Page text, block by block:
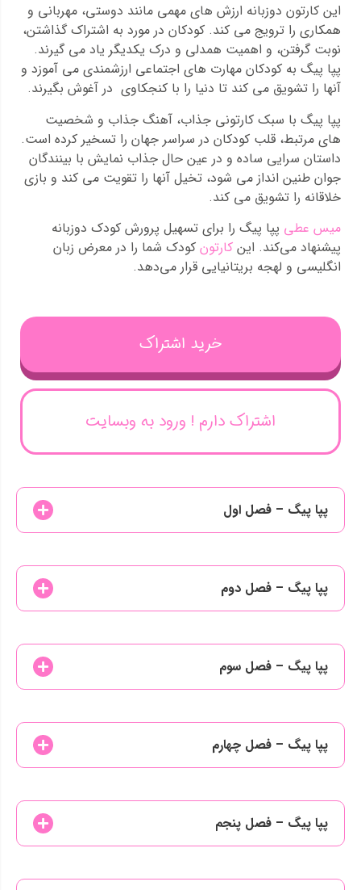
این کارتون دوزبانه ارزش های مهمی مانند دوستی، مهربانی و
همکاری را ترویج می کند. کودکان در مورد به اشتراک گذاشتن،
نوبت گرفتن، و اهمیت همدلی و درک یکدیگر یاد می گیرند.
پپا پیگ به کودکان مهارت های اجتماعی ارزشمندی می آموزد و
آنها را تشویق می کند تا دنیا را با کنجکاوی در آغوش بگیرند.
پپا پیگ با سبک کارتونی جذاب، آهنگ جذاب و شخصیت
های مرتبط، قلب کودکان در سراسر جهان را تسخیر کرده است.
داستان سرایی ساده و در عین حال جذاب نمایش با بینندگان
جوان طنین انداز می شود، تخیل آنها را تقویت می کند و بازی
خلاقانه را تشویق می کند.
میس عطی پپا پیگ را برای تسهیل پرورش کودک دوزبانه
پیشنهاد می‌کند. این کارتون کودک شما را در معرض زبان
انگلیسی و لهجه بریتانیایی قرار می‌دهد.
خرید اشتراک
اشتراک دارم ! ورود به وبسایت
پپا پیگ – فصل اول
پپا پیگ – فصل دوم
پپا پیگ – فصل سوم
پپا پیگ – فصل چهارم
پپا پیگ – فصل پنجم